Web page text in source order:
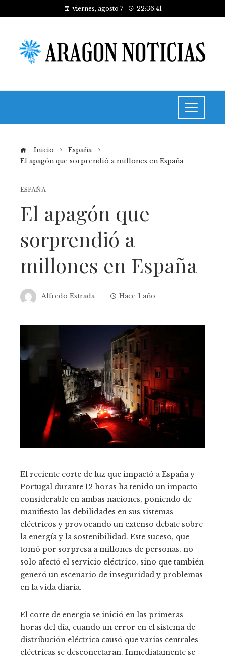
viernes, agosto 7 22:36:42
Inicio
España
El apagón que sorprendió a millones en España
ESPAÑA
El apagón que
sorprendió a
millones en España
Alfredo Estrada Hace 1 año
El reciente corte de luz que impactó a España y
Portugal durante 12 horas ha tenido un impacto
considerable en ambas naciones, poniendo de
manifiesto las debilidades en sus sistemas
eléctricos y provocando un extenso debate sobre
la energía y la sostenibilidad. Este suceso, que
tomó por sorpresa a millones de personas, no
solo afectó el servicio eléctrico, sino que también
generó un escenario de inseguridad y problemas
en la vida diaria.
El corte de energía se inició en las primeras
horas del día, cuando un error en el sistema de
distribución eléctrica causó que varias centrales
eléctricas se desconectaran. Inmediatamente se